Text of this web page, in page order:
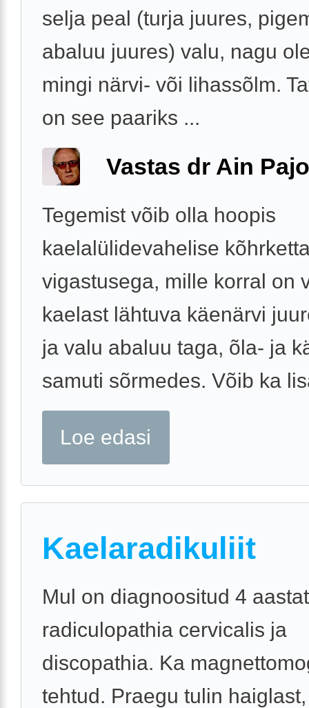
selja peal (turja juures,
abaluu juures) valu, nagu
mingi närvi- või lihassõlm.
on see paariks ...
Vastas dr Ain
Tegemist võib olla hoopis
kaelalülidevahelise
vigastusega, mille korral on
kaelast lähtuva käenärvi
ja valu abaluu taga, õla- ja
samuti sõrmedes. Võib ka
Loe edasi
Kaelaradikuliit
Mul on diagnoositud 4
radiculopathia cervicalis ja
discopathia. Ka
tehtud. Praegu tulin